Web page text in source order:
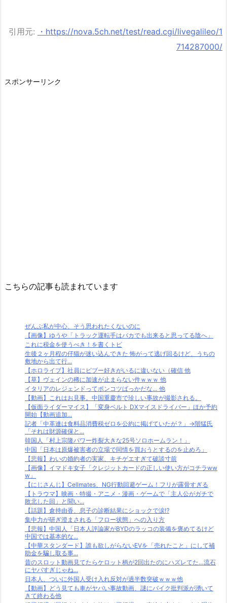
引用元:
・https://nova.5ch.net/test/read.cgi/livegalileo/1
714287000/
スポンサーリンク
こちらの記事も読まれています
ぜんぶ私が中心、そう思われたくないのに
【画像】ゆうや「トラック運転手はバカでも出来ると思ってる陰へ」
これに税金を使うべき！を書くトピ
生後２ヶ月程の仔猫が迷い込んできた 怖がって逃げ回るけど、うちの
敷地から出て行...
【ホロライブ】社員にビブー好きがいるに違いない（確信 他
【草】ヴェインの稀に加速が止まらない件ｗｗｗ 他
イタリアのレジェンドってポンコツばっかだな… 他
【動画】これはお見事。中国重慶市で珍しい事故が撮影される。
【仮面ライダーマイス】「変身ベルト DXマイスドライバー」ほか予約
開始【動画追加...
記者「中革連は食料品消費税ゼロを公約に掲げていたが？」→階猛氏
「それは財源確保と...
韓国人「村上宗隆パワー炸裂大きな25号ソロホームラン！」
中国「日本は原爆被害者の立場で同情を買おうとするのを止めろ」
【悲報】わいの婚約者の実家、キチゲエすぎて破談寸前
【画像】イマドキ女子「クレジットカードの正しい使い方がコチラww
w」
【にじさんじ】Cellmates、NG行動回避ゲーム！フリが露骨すぎる
【トラウマ】映画・特撮・アニメ・漫画・ゲームで「主人公がガチで
敗北した回」と聞い...
【話題】倉持由香、息子の診断結果にショックで涙⁉
集中力が研ぎ澄まされる「フロー状態」への入り方
【悲報】中国人「日本人評論家がBYDのラッコの装備を褒めてるけど
中国では基本的な...
【中華スタンダード】誰も欲しがらないEVを「売れたこと」にして補
助金を騙し取る事...
昔のスロット動画見てたらケロット柄が2回出たのにハズレてた…流石
にヤバすぎじゃね...
日本人、ついに外国人受け入れ反対が過半数突破ｗｗｗ他
【動画】どう見ても車がヤバい事故動画、謎にバイク批判派が湧いて
きて終わる他